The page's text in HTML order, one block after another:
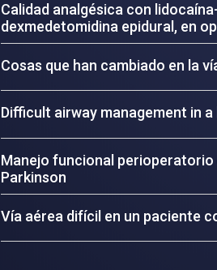
Calidad analgésica con
dexmedetomidina epidural, en
Cosas que han cambiado en la
Difficult airway management in
Manejo funcional
Parkinson
Vía aérea difícil en un paciente